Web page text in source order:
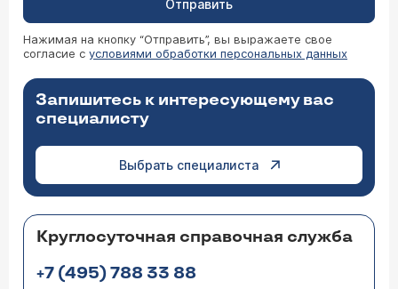
Отправить
Нажимая на кнопку “Отправить”, вы выражаете свое
согласие с условиями обработки персональных данных
Запишитесь к интересующему вас
специалисту
Выбрать специалиста
Круглосуточная справочная служба
+7 (495) 788 33 88